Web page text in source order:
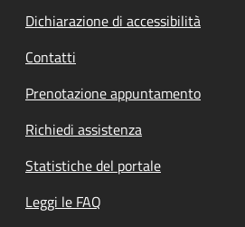
Dichiarazione di accessibilità
Contatti
Prenotazione appuntamento
Richiedi assistenza
Statistiche del portale
Leggi le FAQ